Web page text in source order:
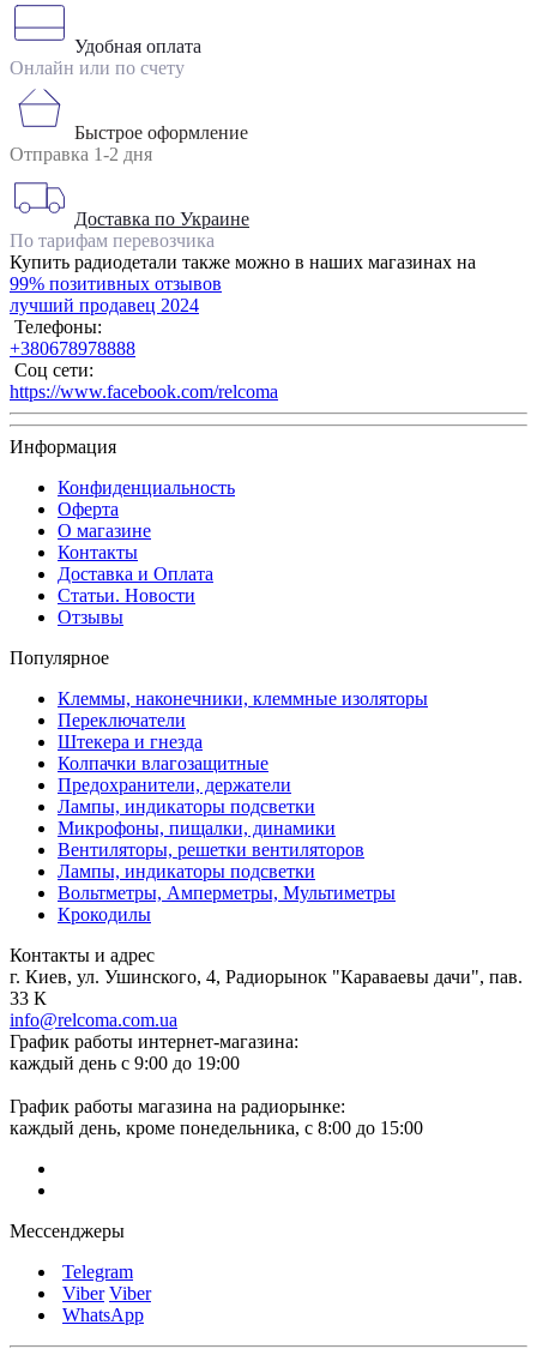
Удобная оплата
Онлайн или по счету
Быстрое оформление
Отправка 1-2 дня
Доставка по Украине
По тарифам перевозчика
Купить радиодетали также можно в наших магазинах на
99% позитивных отзывов
лучший продавец 2024
Телефоны:
+380678978888
Соц сети:
https://www.facebook.com/relcoma
Информация
Конфиденциальность
Оферта
О магазине
Контакты
Доставка и Оплата
Статьи. Новости
Отзывы
Популярное
Клеммы, наконечники, клеммные изоляторы
Переключатели
Штекера и гнезда
Колпачки влагозащитные
Предохранители, держатели
Лампы, индикаторы подсветки
Микрофоны, пищалки, динамики
Вентиляторы, решетки вентиляторов
Лампы, индикаторы подсветки
Вольтметры, Амперметры, Мультиметры
Крокодилы
Контакты и адрес
г. Киев, ул. Ушинского, 4, Радиорынок "Караваевы дачи", пав.
33 К
info@relcoma.com.ua
График работы интернет-магазина:
каждый день с 9:00 до 19:00
График работы магазина на радиорынке:
каждый день, кроме понедельника, с 8:00 до 15:00
Мессенджеры
Telegram
Viber Viber
WhatsApp